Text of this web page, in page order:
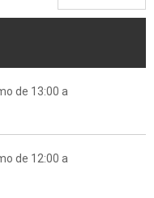
de 13:00 a
de 12:00 a